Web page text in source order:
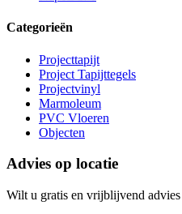
Categorieën
Projecttapijt
Project Tapijttegels
Projectvinyl
Marmoleum
PVC Vloeren
Objecten
Advies op locatie
Wilt u gratis en vrijblijvend